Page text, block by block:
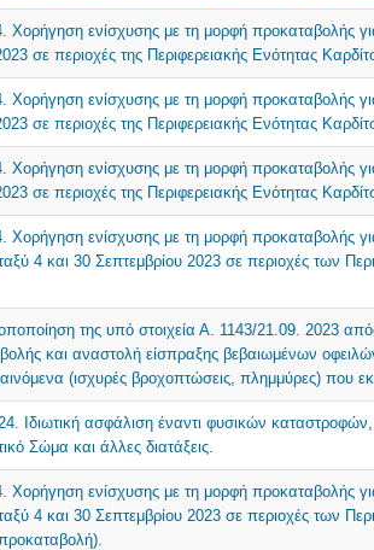
ενίσχυσης με τη μορφή προκαταβολής
σε περιοχές της Περιφερειακής Ενότητας
ενίσχυσης με τη μορφή προκαταβολής
σε περιοχές της Περιφερειακής Ενότητας
ενίσχυσης με τη μορφή προκαταβολής
σε περιοχές της Περιφερειακής Ενότητας
Χορήγηση ενίσχυσης με τη μορφή προκαταβολής
4 και 30 Σεπτεμβρίου 2023 σε περιοχές των
της υπό στοιχεία Α. 1143/21.09. 2023
και αναστολή είσπραξης βεβαιωμένων
(ισχυρές βροχοπτώσεις, πλημμύρες) που
Ιδιωτική ασφάλιση έναντι φυσικών
Σώμα και άλλες διατάξεις.
Χορήγηση ενίσχυσης με τη μορφή προκαταβολής
4 και 30 Σεπτεμβρίου 2023 σε περιοχές των